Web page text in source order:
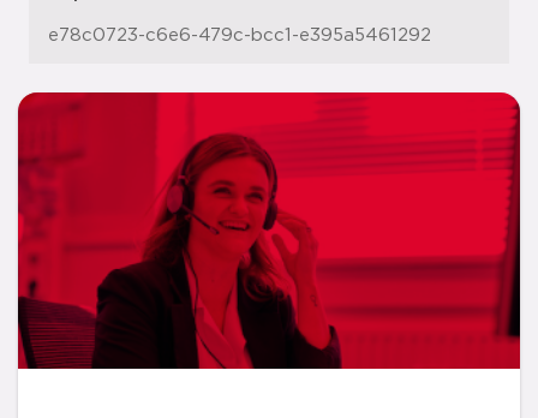
e78c0723-c6e6-479c-bcc1-e395a5461292